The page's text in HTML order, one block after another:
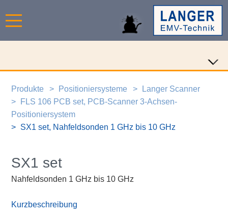
Produkte Positioniersysteme
Langer Scanner
FLS 106 PCB set, PCB-Scanner 3-Achsen-
Positioniersystem
SX1 set, Nahfeldsonden 1 GHz bis 10 GHz
SX1 set
Nahfeldsonden 1 GHz bis 10 GHz
Kurzbeschreibung